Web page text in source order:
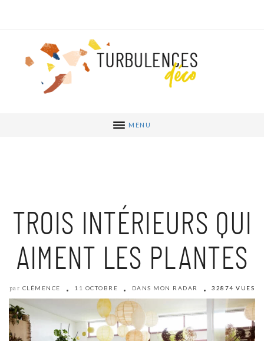
MENU
TROIS INTÉRIEURS QUI
AIMENT LES PLANTES
par CLÉMENCE 11 OCTOBRE DANS MON RADAR 32874 VUES